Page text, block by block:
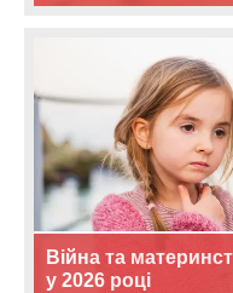
Війна та
у 2026 році